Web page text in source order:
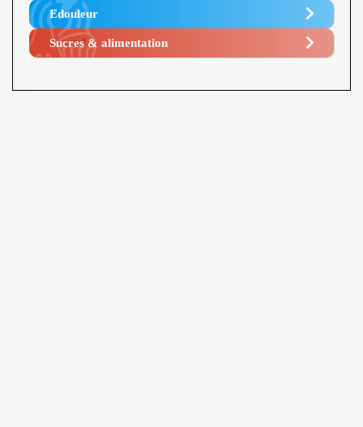
Edouleur​
Sucres & alimentation​